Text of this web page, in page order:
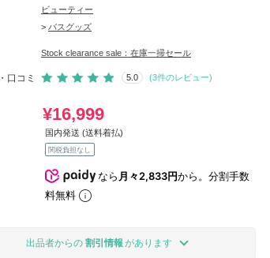
ビューティー
> バスグッズ
Stock clearance sale：在庫一掃セール
口コミ 5.0 (3件のレビュー)
¥16,999
国内発送 (送料着払)
関税負担なし
なら月々2,833円から。分割手数
料無料
出品者からの 割引情報 があります